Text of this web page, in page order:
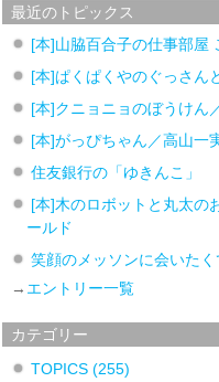
最近のトピックス
[本]山脇百合子の仕事部屋
[本]ぱくぱくやのぐっさん
[本]クニョニョのぼうけん
[本]がっぴちゃん／高山一
住友銀行の「ゆきんこ」
[本]木のロボットと丸太の
ールド
笑顔のメッソンに会いたく
→ エントリー一覧
カテゴリー
TOPICS (255)